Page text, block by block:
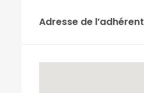
Adresse de l’adhérent